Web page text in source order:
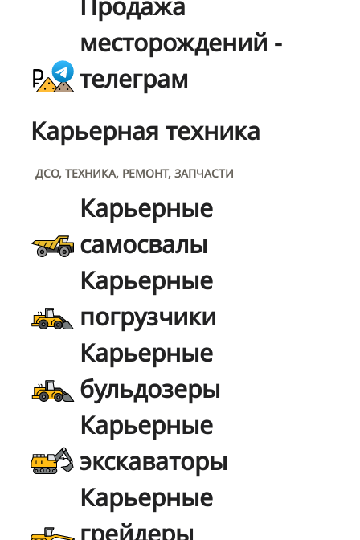
месторождений -
телеграм
Карьерная техника
ДСО, ТЕХНИКА, РЕМОНТ, ЗАПЧАСТИ
Карьерные
самосвалы
Карьерные
погрузчики
Карьерные
бульдозеры
Карьерные
экскаваторы
Карьерные
грейдеры